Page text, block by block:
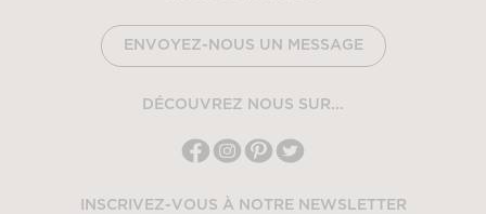
ENVOYEZ-NOUS UN MESSAGE
DÉCOUVREZ NOUS SUR...
INSCRIVEZ-VOUS À NOTRE NEWSLETTER